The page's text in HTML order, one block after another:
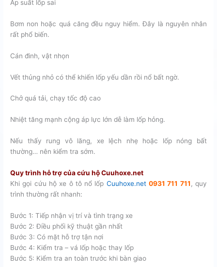
Áp suất lốp sai
Bơm non hoặc quá căng đều nguy hiểm. Đây là nguyên nhân
rất phổ biến.
Cán đinh, vật nhọn
Vết thủng nhỏ có thể khiến lốp yếu dần rồi nổ bất ngờ.
Chở quá tải, chạy tốc độ cao
Nhiệt tăng mạnh cộng áp lực lớn dễ làm lốp hỏng.
Nếu thấy rung vô lăng, xe lệch nhẹ hoặc lốp nóng bất
thường… nên kiểm tra sớm.
Quy trình hỗ trợ của cứu hộ Cuuhoxe.net
Khi gọi cứu hộ xe ô tô nổ lốp Cuuhoxe.net 0931 711 711, quy
trình thường rất nhanh:
Bước 1: Tiếp nhận vị trí và tình trạng xe
Bước 2: Điều phối kỹ thuật gần nhất
Bước 3: Có mặt hỗ trợ tận nơi
Bước 4: Kiểm tra – vá lốp hoặc thay lốp
Bước 5: Kiểm tra an toàn trước khi bàn giao